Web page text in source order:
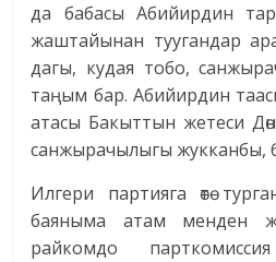
да бабасы Абийирдин
жаштайынан туугандар
дагы, кудая тобо,
таңым бар. Абийирдин
атасы Бакыттын жетеси
санжырачылыгы жукканбы,
Илгери партияга өтө
баяныма атам менден
райкомдо